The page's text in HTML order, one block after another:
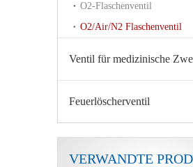
O2-Flaschenventil
O2/Air/N2 Flaschenventil
Ventil für medizinische
Feuerlöscherventil
VERWANDTE